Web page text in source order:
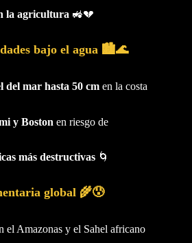
la agricultura 🚜💔
bajo el agua 🏙️🌊
del mar hasta 50 cmen la costa
y Boston en riesgo de
más destructivas🌀
global 🌾😰
el Amazonas y el Sahel africano